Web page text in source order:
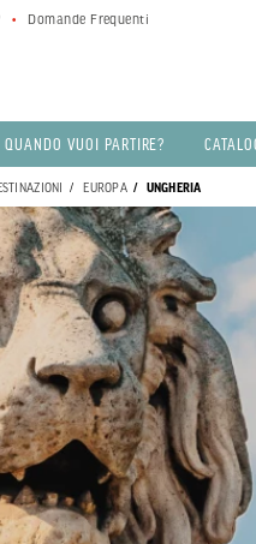
QUANDO VUOI PARTIRE?
Domande Frequenti
EUROPA UNGHERIA